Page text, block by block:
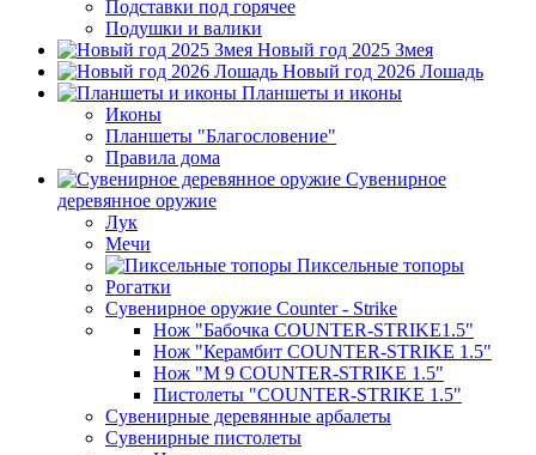
Подставки под горячее
Подушки и валики
Новый год 2025 Змея
Новый год 2026 Лошадь
Планшеты и иконы
Иконы
Планшеты "Благословение"
Правила дома
Сувенирное
деревянное оружие
Лук
Мечи
Пиксельные топоры
Рогатки
Сувенирное оружие Counter - Strike
Нож "Бабочка COUNTER-STRIKE1.5"
Нож "Керамбит COUNTER-STRIKE 1.5"
Нож "М 9 COUNTER-STRIKE 1.5"
Пистолеты "COUNTER-STRIKE 1.5"
Сувенирные деревянные арбалеты
Сувенирные пистолеты